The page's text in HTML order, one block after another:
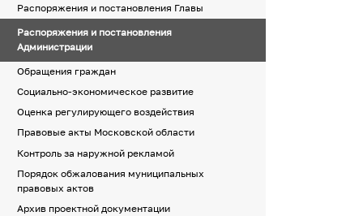
Распоряжения и постановления Главы
Распоряжения и постановления
Администрации
Обращения граждан
Социально-экономическое развитие
Оценка регулирующего воздействия
Правовые акты Московской области
Контроль за наружной рекламой
Порядок обжалования муниципальных
правовых актов
Архив проектной документации